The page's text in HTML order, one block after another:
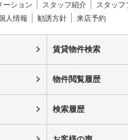
ーション スタッフ紹介
スタッフ
人情報 勧誘方針 来店予約
賃貸物件検索
物件閲覧履歴
検索履歴